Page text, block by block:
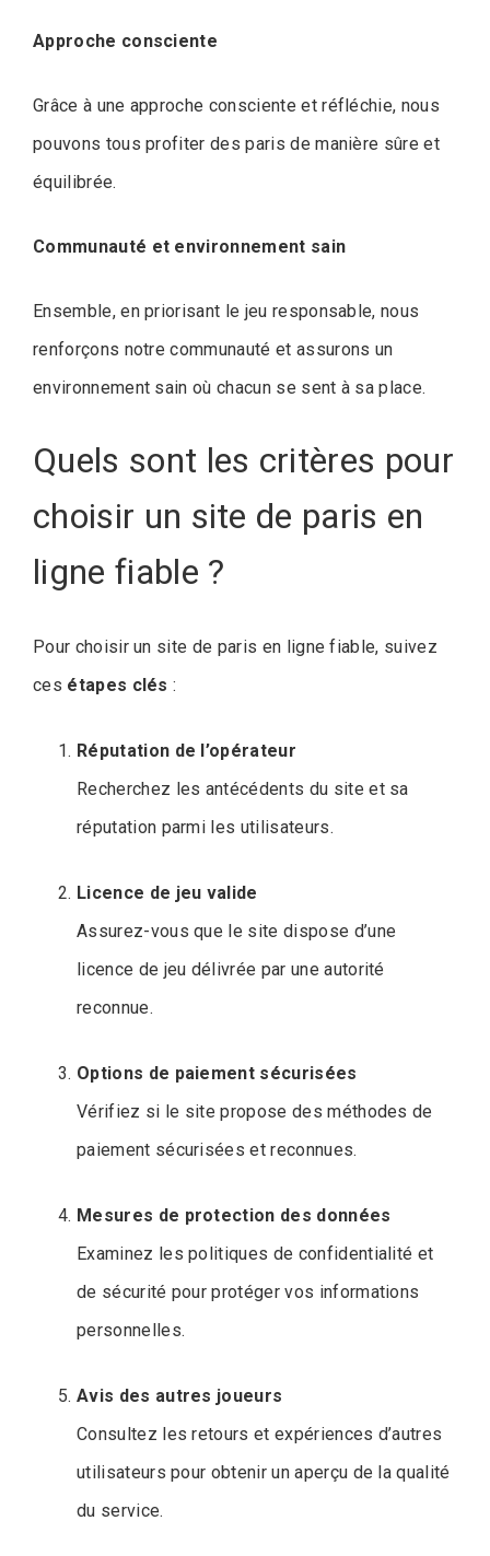
Approche consciente
Grâce à une approche consciente et réfléchie, nous
pouvons tous profiter des paris de manière sûre et
équilibrée.
Communauté et environnement sain
Ensemble, en priorisant le jeu responsable, nous
renforçons notre communauté et assurons un
environnement sain où chacun se sent à sa place.
Quels sont les critères pour
choisir un site de paris en
ligne fiable ?
Pour choisir un site de paris en ligne fiable, suivez
ces étapes clés :
Réputation de l’opérateur
Recherchez les antécédents du site et sa
réputation parmi les utilisateurs.
Licence de jeu valide
Assurez-vous que le site dispose d’une
licence de jeu délivrée par une autorité
reconnue.
Options de paiement sécurisées
Vérifiez si le site propose des méthodes de
paiement sécurisées et reconnues.
Mesures de protection des données
Examinez les politiques de confidentialité et
de sécurité pour protéger vos informations
personnelles.
Avis des autres joueurs
Consultez les retours et expériences d’autres
utilisateurs pour obtenir un aperçu de la qualité
du service.